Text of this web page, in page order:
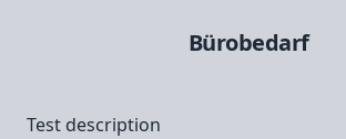
Bürobedarf
Test description